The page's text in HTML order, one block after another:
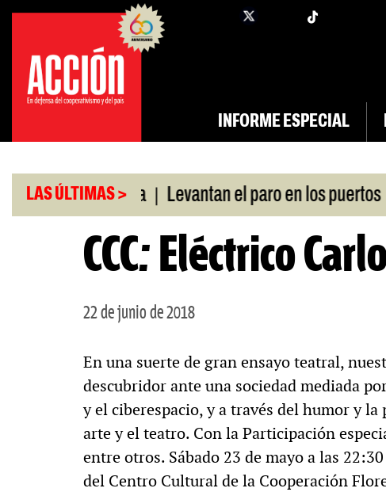
Saltar
contenido
facebook
INFORME ESPECIAL
LAS ÚLTIMAS >
swap con China | Levantan el paro en los puertos |
CCC: Eléctrico
22 de junio de 2018
En una suerte de gran ensayo teatral,
descubridor ante una sociedad mediada
y el ciberespacio, y a través del humor y
arte y el teatro. Con la Participación
entre otros. Sábado 23 de mayo a las
del Centro Cultural de la Cooperación